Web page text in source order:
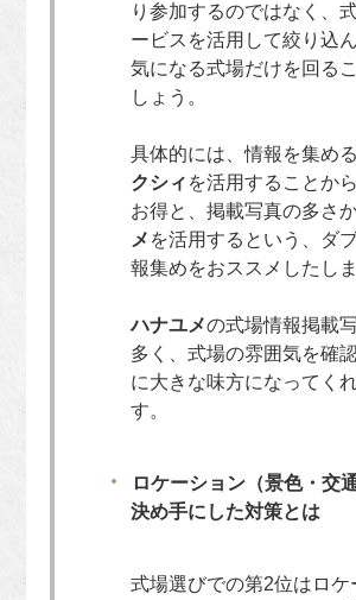
り参加するのではなく、
ービスを活用して絞り込
気になる式場だけを回る
しょう。
具体的には、情報を集め
クシィ を活用することか
お得と、掲載写真の多さ
メ を活用するという、ダ
報集めをおススメしたしま
ハナユメの式場情報掲載
多く、式場の雰囲気を確
に大きな味方になってく
す。
ロケーション（景色・交
決め手にした対策とは
式場選びでの第2位はロケ